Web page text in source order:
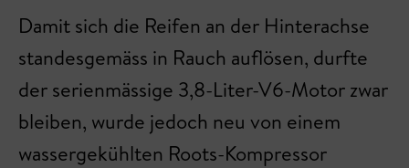
Damit sich die Reifen an der Hinterachse
standesgemäss in Rauch auflösen, durfte
der serienmässige 3,8-Liter-V6-Motor zwar
bleiben, wurde jedoch neu von einem
wassergekühlten Roots-Kompressor